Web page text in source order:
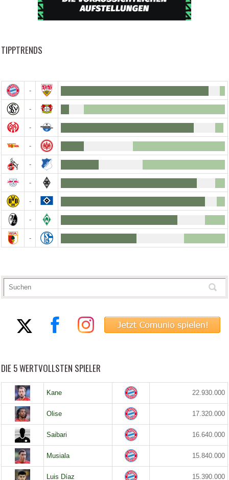
TIPPTRENDS
-
-
-
-
-
-
-
-
-
DIE 5 WERTVOLLSTEN SPIELER
Kane 22.930.000
Olise 17.320.000
Saibari 16.640.000
Musiala 15.840.000
Luis Díaz 15.390.000